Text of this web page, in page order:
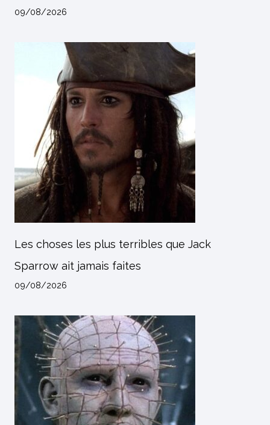
09/08/2026
Les choses les plus terribles que Jack
Sparrow ait jamais faites
09/08/2026